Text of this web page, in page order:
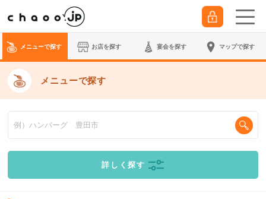
メニューで探す お店を探す 宴会を探す マップで探す
メニューで探す
詳しく探す